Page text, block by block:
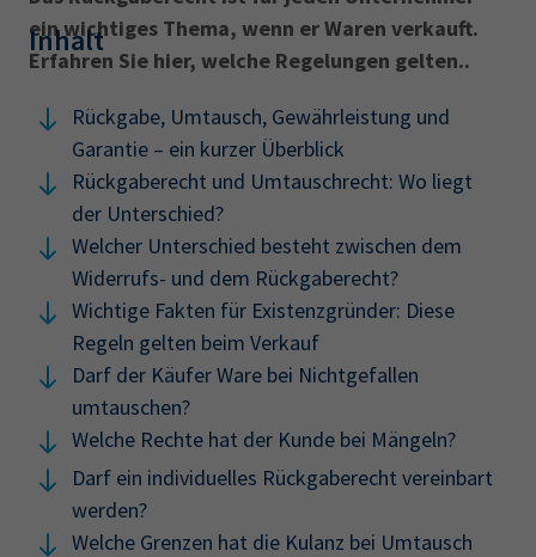
ein wichtiges Thema, wenn er Waren verkauft.
Erfahren Sie hier, welche Regelungen gelten..
Inhalt
Rückgabe, Umtausch, Gewährleistung und
Garantie – ‎ein kurzer Überblick
Rückgaberecht und Umtauschrecht: Wo liegt
der ‎Unterschied?‎
Welcher Unterschied besteht zwischen dem
‎Widerrufs- und dem Rückgaberecht?‎
Wichtige Fakten für Existenzgründer: Diese
Regeln ‎gelten beim Verkauf
Darf der Käufer Ware bei Nichtgefallen
umtauschen?‎
Welche Rechte hat der Kunde bei Mängeln?‎
Darf ein individuelles Rückgaberecht vereinbart
‎werden?
Welche Grenzen hat die Kulanz bei Umtausch